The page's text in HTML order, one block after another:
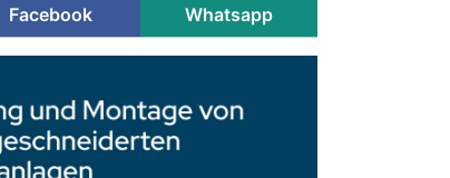
Facebook Whatsapp